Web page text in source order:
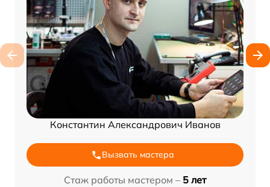
Константин Александрович Иванов
Вызвать мастера
Стаж работы мастером – 5 лет